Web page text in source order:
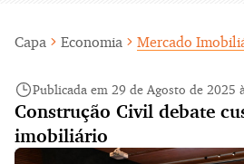
Capa Economia Mercado
Publicada em 29 de Agosto de 2025
Construção Civil debate
imobiliário